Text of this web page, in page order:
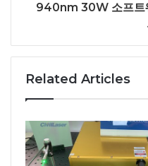
940nm 30W 소프트
Related Articles